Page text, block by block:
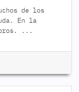
de los
En la
...